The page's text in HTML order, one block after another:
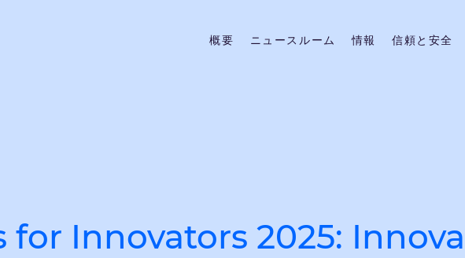
概要 ニュースルーム 情報 信頼と安全
for Innovators 2025: